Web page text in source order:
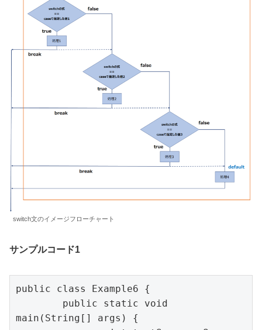
switch文のイメージフローチャート
サンプルコード1
public class Example6 {
main(String[] args) {